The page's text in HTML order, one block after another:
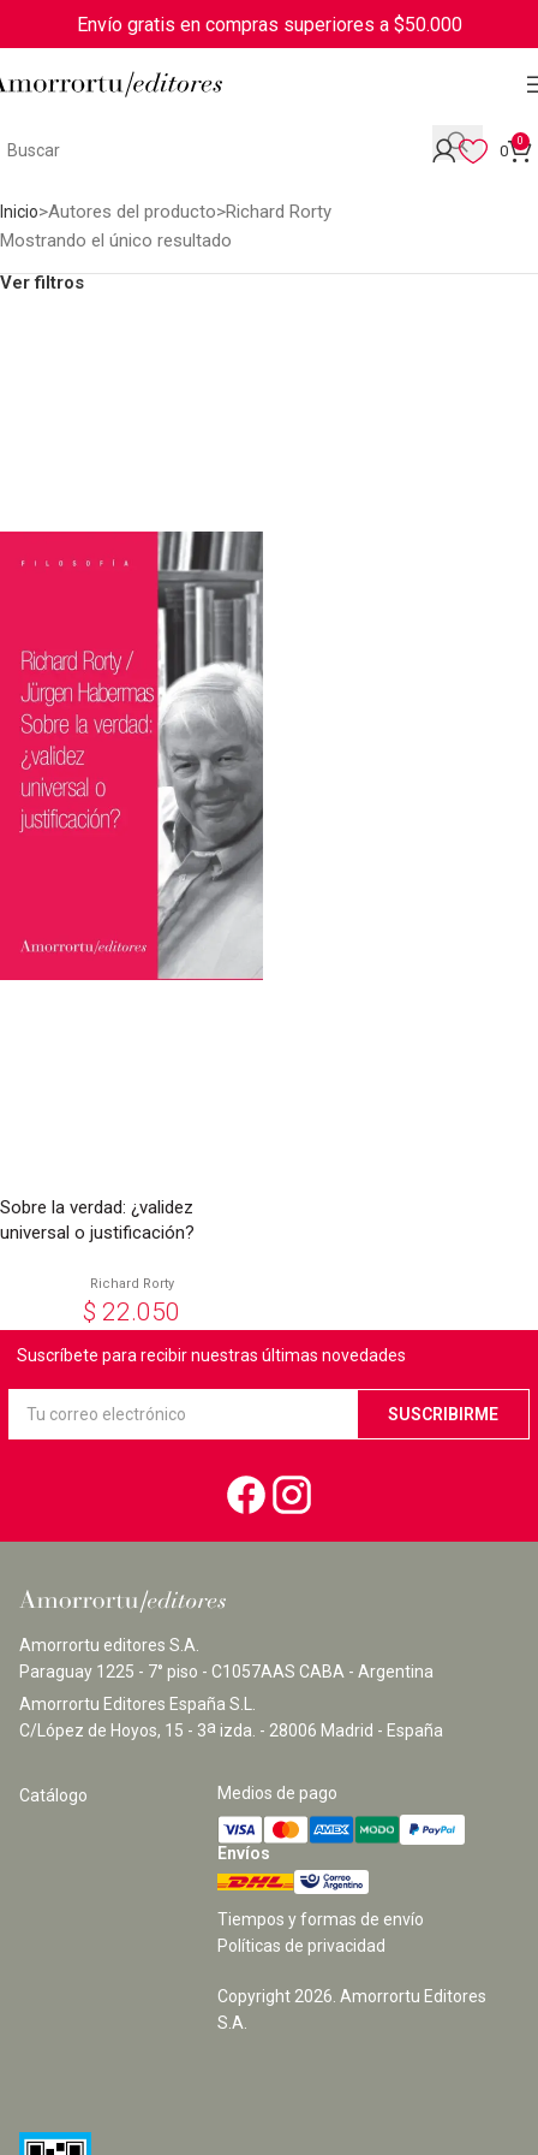
Envío gratis en compras superiores a $50.000
0
0
Inicio Autores del producto Richard Rorty
Mostrando el único resultado
Ver filtros
Sobre la verdad: ¿validez
universal o justificación?
Richard Rorty
$ 22.050
Suscríbete para recibir nuestras últimas novedades
Amorrortu editores S.A.
Paraguay 1225 - 7° piso - C1057AAS CABA - Argentina
Amorrortu Editores España S.L.
C/López de Hoyos, 15 - 3a izda. - 28006 Madrid - España
Catálogo Medios de pago
Envíos
Tiempos y formas de envío
Políticas de privacidad
Copyright2026. Amorrortu Editores
S.A.